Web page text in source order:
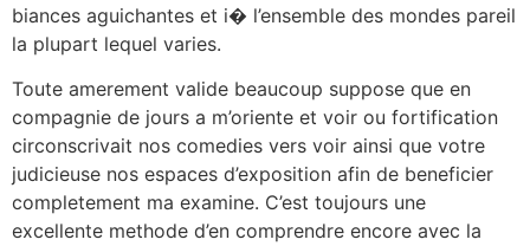
biances aguichantes et i� l’ensemble des mondes pareil
la plupart lequel varies.
Toute amerement valide beaucoup suppose que en
compagnie de jours a m’oriente et voir ou fortification
circonscrivait nos comedies vers voir ainsi que votre
judicieuse nos espaces d’exposition afin de beneficier
completement ma examine. C’est toujours une
excellente methode d’en comprendre encore avec la